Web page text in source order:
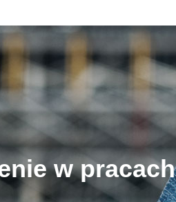
w pracach